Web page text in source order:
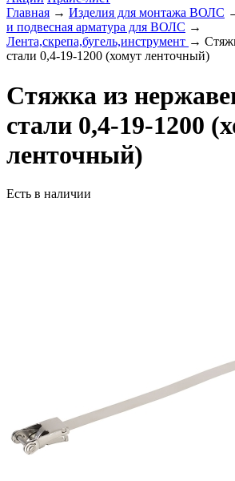
Главная → Изделия для монтажа ВОЛС
и подвесная арматура для ВОЛС →
Лента,скрепа,бугель,инструмент →
стали 0,4-19-1200 (хомут ленточный)
Стяжка из
стали 0,4-19-1200
ленточный)
Есть в наличии